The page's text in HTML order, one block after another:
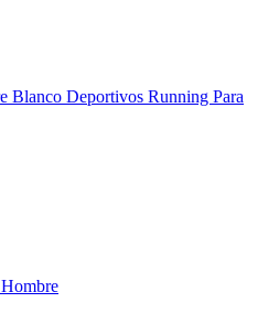
Blanco Deportivos Running Para